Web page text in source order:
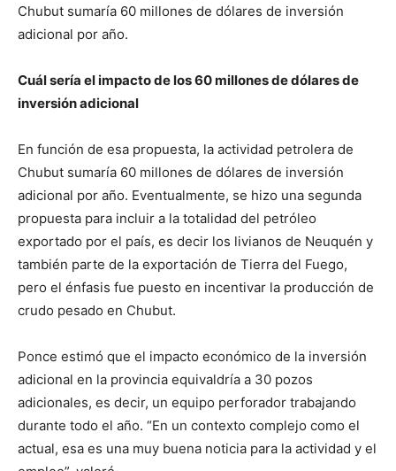
Chubut sumaría 60 millones de dólares de inversión
adicional por año.
Cuál sería el impacto de los 60 millones de dólares de
inversión adicional
En función de esa propuesta, la actividad petrolera de
Chubut sumaría 60 millones de dólares de inversión
adicional por año. Eventualmente, se hizo una segunda
propuesta para incluir a la totalidad del petróleo
exportado por el país, es decir los livianos de Neuquén y
también parte de la exportación de Tierra del Fuego,
pero el énfasis fue puesto en incentivar la producción de
crudo pesado en Chubut.
Ponce estimó que el impacto económico de la inversión
adicional en la provincia equivaldría a 30 pozos
adicionales, es decir, un equipo perforador trabajando
durante todo el año. “En un contexto complejo como el
actual, esa es una muy buena noticia para la actividad y el